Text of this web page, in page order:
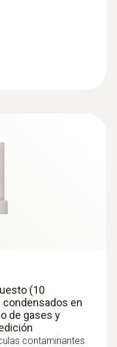
(10
condensados en
de gases y
contaminantes